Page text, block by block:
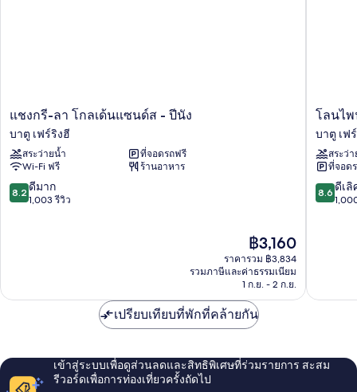
แช
ลา
โกลเด้น
แซนด์ส
-
ปีนัง
แชงกรี-ลา โกลเด้นแซนด์ส - ปีนัง
บาตู เฟร์ริงฮี
สระว่ายน้ำ
ที่จอดรถฟรี
Wi-Fi ฟรี
ร้านอาหาร
8.2
จาก
8.2 ดีมาก
1,003 รีวิว
ราคา
ปัจจุบัน
คือ
฿3,160
฿3,160
ราคารวม ฿3,834
รวมภาษีและค่าธรรมเนียม
1 ก.ย. - 2 ก.ย.
โลน
ปีนัง
ใน
เครือ
ทริ
บิ
บาตู
โลนไ
บาตู เฟ
สระว่
ที่จอด
8.6
จาก
8.6 ดีเลิ
เปรียบเทียบที่พักที่คล้ายกัน
เข้าสู่ระบบเพื่อดูส่วนลดและสิทธิพิเศษที่ร่วมรายการ สะสม
รีวอร์ดเพื่อการท่องเที่ยวครั้งถัดไป